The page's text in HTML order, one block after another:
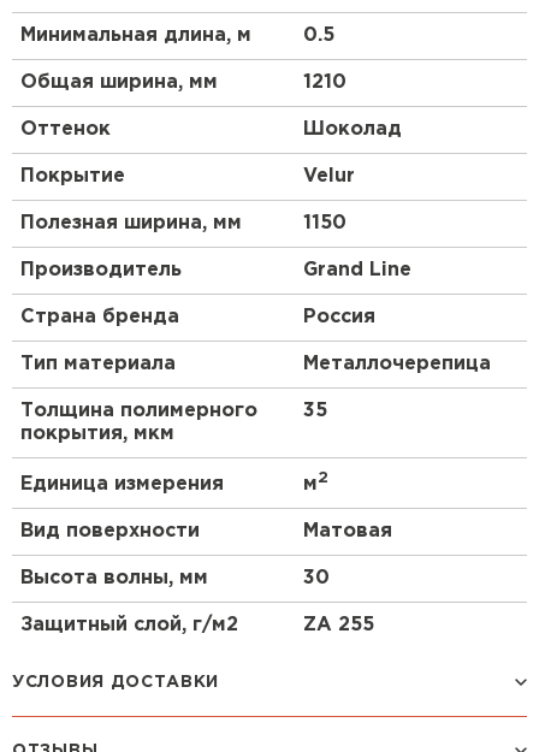
Минимальная длина, м 0.5
Общая ширина, мм 1210
Оттенок Шоколад
Покрытие Velur
Полезная ширина, мм 1150
Производитель Grand Line
Страна бренда Россия
Тип материала Металлочерепица
Толщина полимерного
покрытия, мкм
35
Единица измерения м2
Вид поверхности Матовая
Высота волны, мм 30
Защитный слой, г/м2 ZA 255
УСЛОВИЯ ДОСТАВКИ